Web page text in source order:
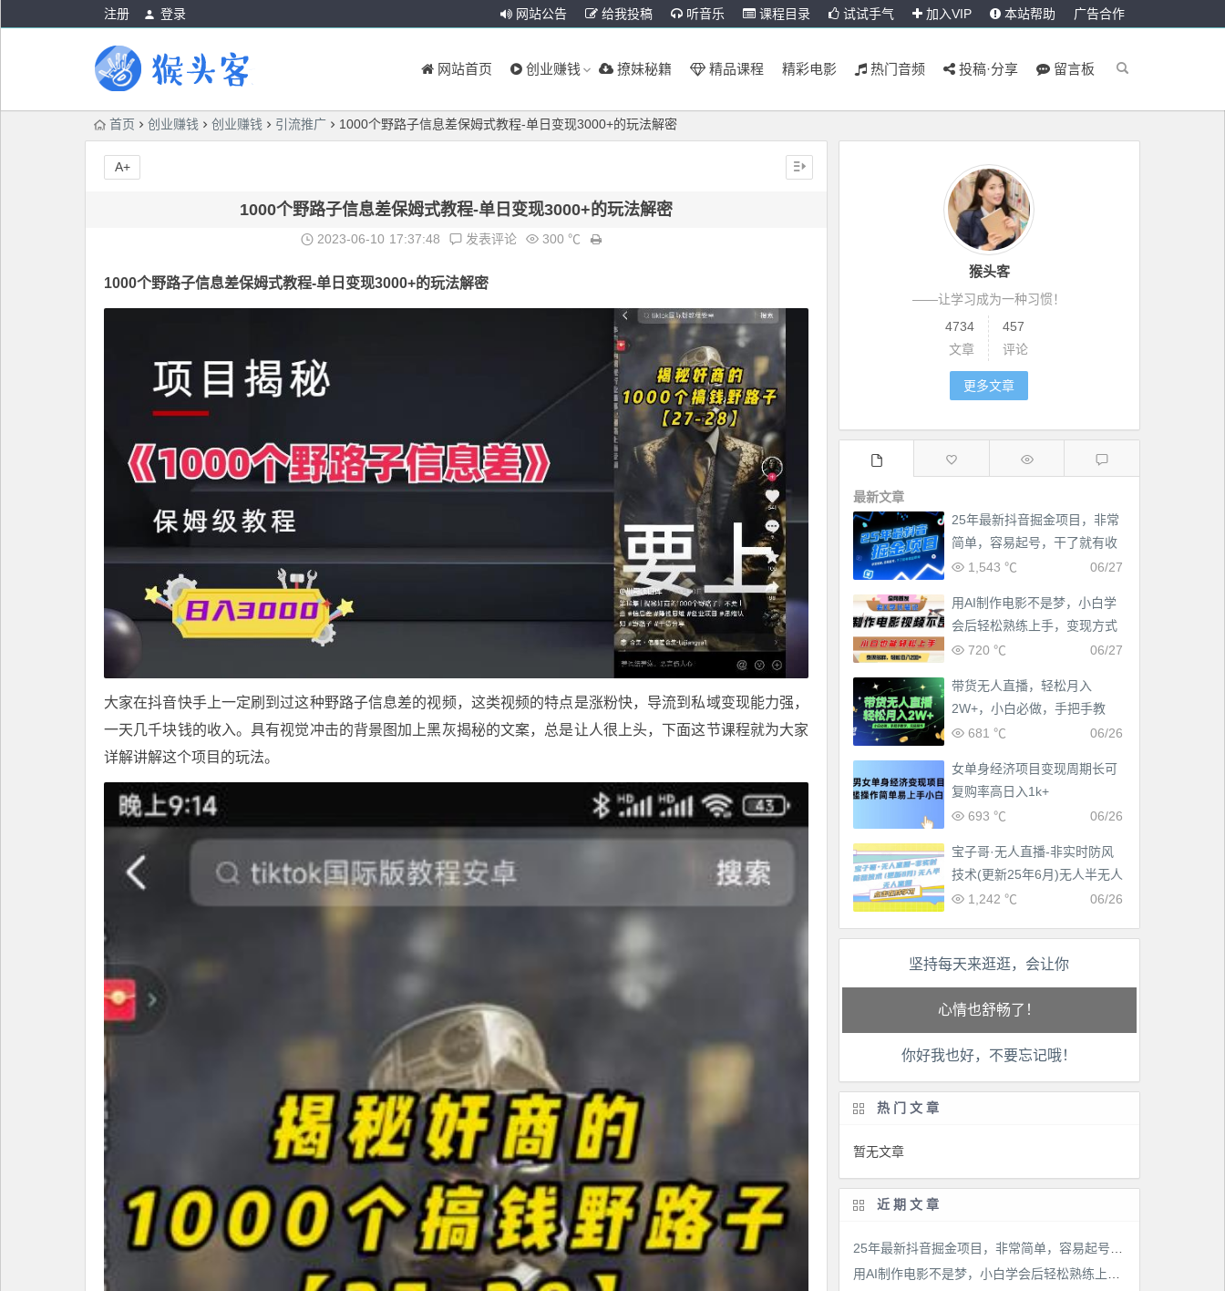
注册 登录 网站公告 给我投稿 听音乐 课程目录 试试手气 加入VIP 本站帮助 广告合作
网站首页 创业赚钱 撩妹秘籍 精品课程 精彩电影 热门音频 投稿·分享 留言板
首页 创业赚钱 创业赚钱 引流推广 1000个野路子信息差保姆式教程-单日变现3000+的玩法解密
1000个野路子信息差保姆式教程-单日变现3000+的玩法解密
2023-06-10 17:37:48 发表评论 300 ℃
1000个野路子信息差保姆式教程-单日变现3000+的玩法解密
大家在抖音快手上一定刷到过这种野路子信息差的视频，这类视频的特点是涨粉快，导流到私域变现能力强，
一天几千块钱的收入。具有视觉冲击的背景图加上黑灰揭秘的文案，总是让人很上头，下面这节课程就为大家
详解讲解这个项目的玩法。
A+
猴头客
——让学习成为一种习惯！
4734
文章
457
评论
更多文章
最新文章
25年最新抖音掘金项目，非常
简单，容易起号，干了就有收
益那种
06/27
1,543 ℃
用AI制作电影不是梦，小白学
会后轻松熟练上手，变现方式
多样，日入2张+
06/27
720 ℃
带货无人直播，轻松月入
2W+，小白必做，手把手教
学，无脑操作(附学习资料)06/26
681 ℃
女单身经济项目变现周期长可
复购率高日入1k+
06/26
693 ℃
宝子哥·无人直播-非实时防风
技术(更新25年6月)无人半无人
直播
06/26
1,242 ℃
坚持每天来逛逛，会让你
工作也轻松了！
生活也美好了！
心情也舒畅了！
走路也有劲了！
腰也不酸了！
你好我也好，不要忘记哦！
热门文章
暂无文章
近期文章